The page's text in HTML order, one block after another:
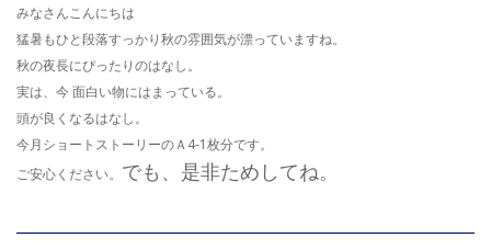
みなさんこんにちは
猛暑もひと段落すっかり秋の雰囲気が漂っていますね。
秋の夜長にぴったりのはなし。
実は、今 面白い物にはまっている。
頭が良くなるはなし。
今月ショートストーリーのＡ4-1枚分です。
ご安心ください。 でも、是非ためしてね。